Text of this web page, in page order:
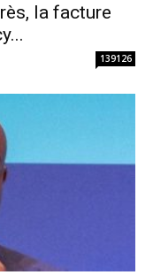
la facture
139126